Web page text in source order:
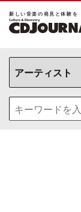
新しい⾳楽の発⾒と体験を